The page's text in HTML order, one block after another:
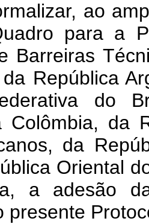
ao
para a
Barreiras
República
do
Colômbia, da
da
Oriental
a adesão
presente